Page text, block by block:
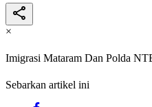
×
Imigrasi Mataram Dan Polda
Sebarkan artikel ini